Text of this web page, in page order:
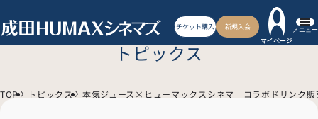
チケット購入
新規入会
マイページ
メニュー
トピックス
TOP トピックス 本気ジュース×ヒューマックスシネマ コラボドリンク販